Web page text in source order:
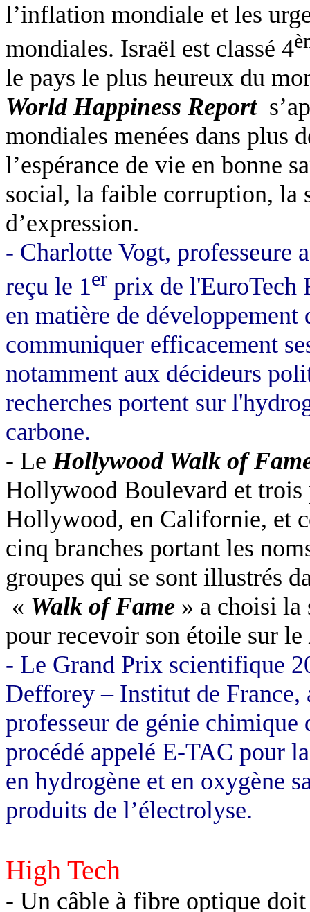
l’inflation mondiale et les
mondiales. Israël est classé 4
le pays le plus heureux du
World Happiness Report
mondiales menées dans plus
l’espérance de vie en bonne
social, la faible corruption, la
d’expression.
- Charlotte Vogt, professeure
reçu le 1er prix de l'EuroTech
en matière de développement
communiquer efficacement
notamment aux décideurs
recherches portent sur
carbone.
- Le Hollywood Walk of
Hollywood Boulevard et trois
Hollywood, en Californie, et
cinq branches portant les
groupes qui se sont illustrés
« Walk of Fame » a choisi la
pour recevoir son étoile sur le
- Le Grand Prix scientifique
Defforey – Institut de France,
professeur de génie
procédé appelé E-TAC pour
en hydrogène et en oxygène
produits de l’électrolyse.
High Tech
- Un câble à fibre optique